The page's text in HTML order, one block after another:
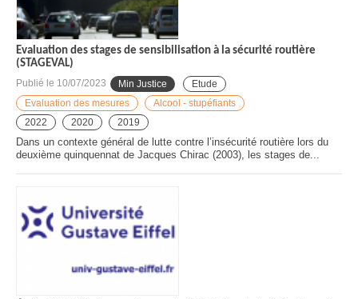
Evaluation des stages de sensibilisation à la sécurité routière
(STAGEVAL)
Publié le 10/07/2023 Min Justice
Etude
Evaluation des mesures
Alcool - stupéfiants
2022
2020 2019
Dans un contexte général de lutte contre l’insécurité routière lors du
deuxième quinquennat de Jacques Chirac (2003), les stages de...